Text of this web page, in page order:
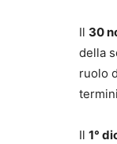
Il 30
della
ruolo
Il 1°